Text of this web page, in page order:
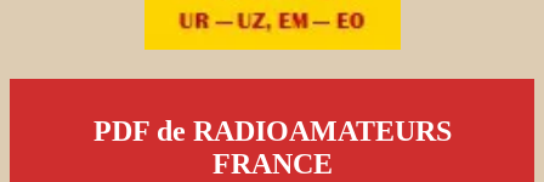
PDF de RADIOAMATEURS
FRANCE